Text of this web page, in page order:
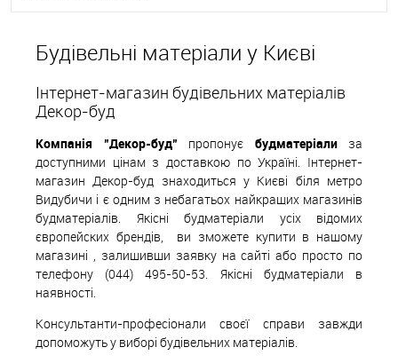
В вибране Під замовлення
Будівельні матеріали у Києві
Інтернет-магазин будівельних матеріалів
Декор-буд
Компанія "Декор-буд" пропонує будматеріализа
доступними цінам з доставкою по Україні. Інтернет-
магазин Декор-буд знаходиться у Києві біля метро
Видубичи і є одним з небагатьох найкращих магазинів
будматеріалів. Якісні будматеріали усіх відомих
європейских брендів, ви зможете купити в нашому
магазині , залишивши заявку на сайті або просто по
телефону (044) 495-50-53. Якісні будматеріали в
наявності.
Консультанти-професіонали своєї справи завжди
допоможуть у виборі будівельних матеріалів.